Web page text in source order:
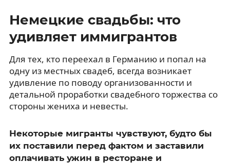
Немецкие свадьбы: что
удивляет иммигрантов
Для тех, кто переехал в Германию и попал на
одну из местных свадеб, всегда возникает
удивление по поводу организованности и
детальной проработки свадебного торжества со
стороны жениха и невесты.
Некоторые мигранты чувствуют, будто бы
их поставили перед фактом и заставили
оплачивать ужин в ресторане и